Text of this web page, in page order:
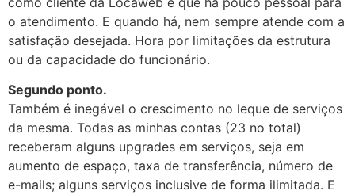
o atendimento. E quando há, nem sempre atende com a
satisfação desejada. Hora por limitações da estrutura
ou da capacidade do funcionário.
Segundo ponto.
Também é inegável o crescimento no leque de serviços
da mesma. Todas as minhas contas (23 no total)
receberam alguns upgrades em serviços, seja em
aumento de espaço, taxa de transferência, número de
e-mails; alguns serviços inclusive de forma ilimitada. E